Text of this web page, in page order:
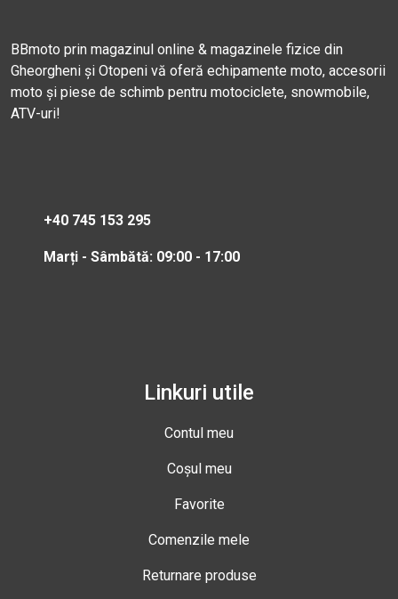
BBmoto prin magazinul online & magazinele fizice din
Gheorgheni și Otopeni vă oferă echipamente moto, accesorii
moto și piese de schimb pentru motociclete, snowmobile,
ATV-uri!
+40 745 153 295
Marți - Sâmbătă: 09:00 - 17:00
Linkuri utile
Contul meu
Coșul meu
Favorite
Comenzile mele
Returnare produse